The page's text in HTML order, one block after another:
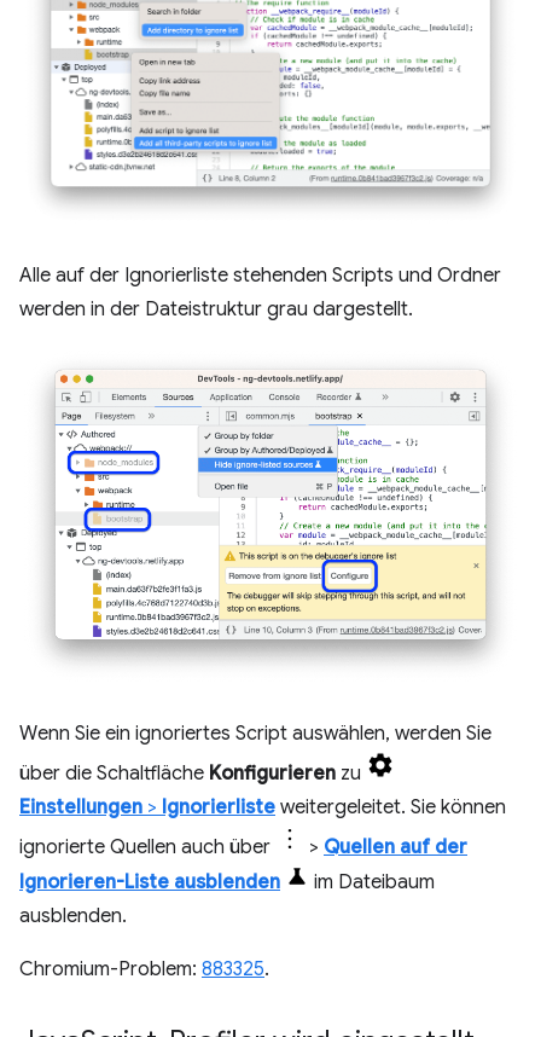
Alle auf der Ignorierliste stehenden Scripts und Ordner
werden in der Dateistruktur grau dargestellt.
Wenn Sie ein ignoriertes Script auswählen, werden Sie
über die Schaltfläche Konfigurieren zu
Einstellungen > Ignorierliste weitergeleitet. Sie können
ignorierte Quellen auch über
> Quellen auf der
Ignorieren-Liste ausblenden
im Dateibaum
ausblenden.
Chromium-Problem: 883325.